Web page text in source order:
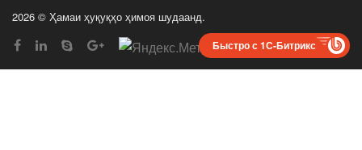
2026 © Ҳамаи ҳуқуқҳо ҳимоя шудаанд.
Быстро с 1С-Битрикс